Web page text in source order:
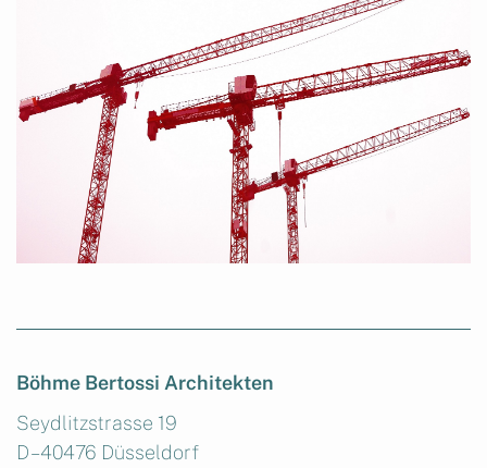
Böhme Bertossi Architekten
Seydlitzstrasse 19
D – 40476 Düsseldorf